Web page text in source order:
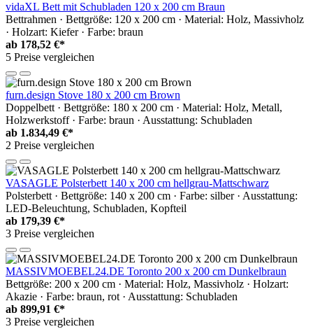
vidaXL Bett mit Schubladen 120 x 200 cm Braun
Bettrahmen · Bettgröße: 120 x 200 cm · Material: Holz, Massivholz
· Holzart: Kiefer · Farbe: braun
ab 178,52 €*
5 Preise vergleichen
furn.design Stove 180 x 200 cm Brown
Doppelbett · Bettgröße: 180 x 200 cm · Material: Holz, Metall,
Holzwerkstoff · Farbe: braun · Ausstattung: Schubladen
ab 1.834,49 €*
2 Preise vergleichen
VASAGLE Polsterbett 140 x 200 cm hellgrau-Mattschwarz
Polsterbett · Bettgröße: 140 x 200 cm · Farbe: silber · Ausstattung:
LED-Beleuchtung, Schubladen, Kopfteil
ab 179,39 €*
3 Preise vergleichen
MASSIVMOEBEL24.DE Toronto 200 x 200 cm Dunkelbraun
Bettgröße: 200 x 200 cm · Material: Holz, Massivholz · Holzart:
Akazie · Farbe: braun, rot · Ausstattung: Schubladen
ab 899,91 €*
3 Preise vergleichen